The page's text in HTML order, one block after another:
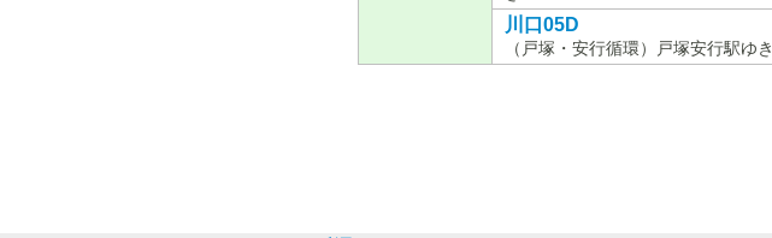
川口05D
（戸塚・安行循環）戸塚安行駅ゆき